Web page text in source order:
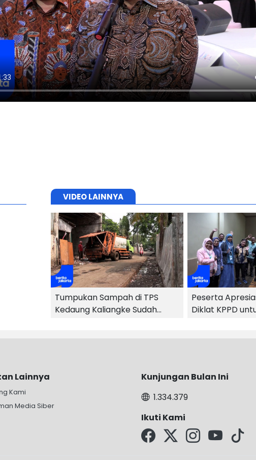
VIDEO LAINNYA
Tumpukan Sampah di TPS
Kedaung Kaliangke Sudah
Peserta
Diklat KPPD
Lainnya
Kami
Media Siber
Kunjungan Bulan Ini
1.334.379
Ikuti Kami